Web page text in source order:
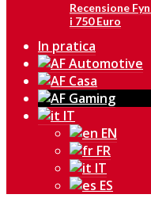
Recensione
i 750 Euro
In pratica
IT
EN
FR
IT
ES